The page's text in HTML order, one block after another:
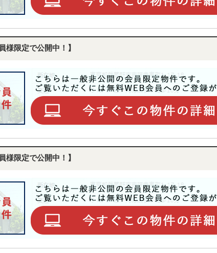
様限定で公開中！】
様限定で公開中！】